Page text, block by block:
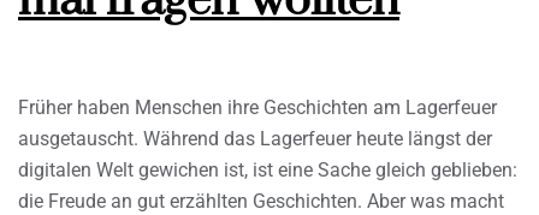
Früher haben Menschen ihre Geschichten am Lagerfeuer
ausgetauscht. Während das Lagerfeuer heute längst der
digitalen Welt gewichen ist, ist eine Sache gleich geblieben:
die Freude an gut erzählten Geschichten. Aber was macht